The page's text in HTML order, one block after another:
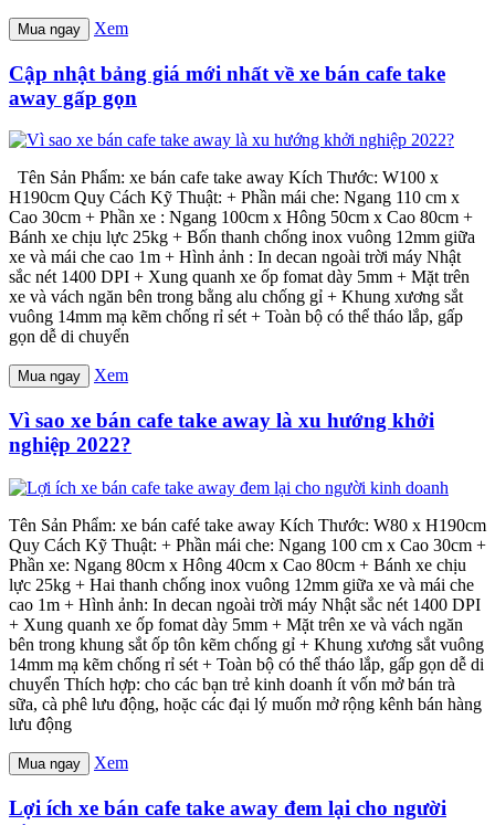
Mua ngay Xem
Cập nhật bảng giá mới nhất về xe bán cafe take
away gấp gọn
Tên Sản Phẩm: xe bán cafe take away Kích Thước: W100 x
H190cm Quy Cách Kỹ Thuật: + Phần mái che: Ngang 110 cm x
Cao 30cm + Phần xe : Ngang 100cm x Hông 50cm x Cao 80cm +
Bánh xe chịu lực 25kg + Bốn thanh chống inox vuông 12mm giữa
xe và mái che cao 1m + Hình ảnh : In decan ngoài trời máy Nhật
sắc nét 1400 DPI + Xung quanh xe ốp fomat dày 5mm + Mặt trên
xe và vách ngăn bên trong bằng alu chống gỉ + Khung xương sắt
vuông 14mm mạ kẽm chống rỉ sét + Toàn bộ có thể tháo lắp, gấp
gọn dễ di chuyển
Mua ngay Xem
Vì sao xe bán cafe take away là xu hướng khởi
nghiệp 2022?
Tên Sản Phẩm: xe bán café take away Kích Thước: W80 x H190cm
Quy Cách Kỹ Thuật: + Phần mái che: Ngang 100 cm x Cao 30cm +
Phần xe: Ngang 80cm x Hông 40cm x Cao 80cm + Bánh xe chịu
lực 25kg + Hai thanh chống inox vuông 12mm giữa xe và mái che
cao 1m + Hình ảnh: In decan ngoài trời máy Nhật sắc nét 1400 DPI
+ Xung quanh xe ốp fomat dày 5mm + Mặt trên xe và vách ngăn
bên trong khung sắt ốp tôn kẽm chống gỉ + Khung xương sắt vuông
14mm mạ kẽm chống rỉ sét + Toàn bộ có thể tháo lắp, gấp gọn dễ di
chuyển Thích hợp: cho các bạn trẻ kinh doanh ít vốn mở bán trà
sữa, cà phê lưu động, hoặc các đại lý muốn mở rộng kênh bán hàng
lưu động
Mua ngay Xem
Lợi ích xe bán cafe take away đem lại cho người